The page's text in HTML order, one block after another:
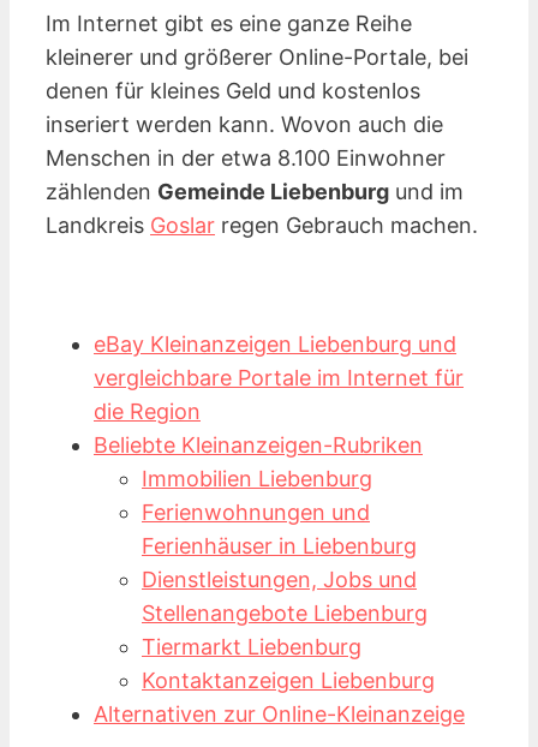
Im Internet gibt es eine ganze Reihe
kleinerer und größerer Online-Portale, bei
denen für kleines Geld und kostenlos
inseriert werden kann. Wovon auch die
Menschen in der etwa 8.100 Einwohner
zählenden Gemeinde Liebenburg und im
Landkreis Goslar regen Gebrauch machen.
eBay Kleinanzeigen Liebenburg und
vergleichbare Portale im Internet für
die Region
Beliebte Kleinanzeigen-Rubriken
Immobilien Liebenburg
Ferienwohnungen und
Ferienhäuser in Liebenburg
Dienstleistungen, Jobs und
Stellenangebote Liebenburg
Tiermarkt Liebenburg
Kontaktanzeigen Liebenburg
Alternativen zur Online-Kleinanzeige